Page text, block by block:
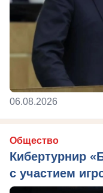
06.08.2026
Общество
Кибертурнир
с участием